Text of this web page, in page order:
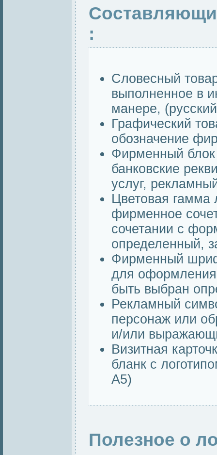
:
Словесный
выполненное в
манере,
Графический
обозначение
Фирменный блок
банковские
услуг,
Цветовая гамма
фирменное
сочетании с
определенный,
Фирменный
для оформления
быть выбран
Рекламный
персонаж или
и/или
Визитная
бланк с
А5)
Полезное о